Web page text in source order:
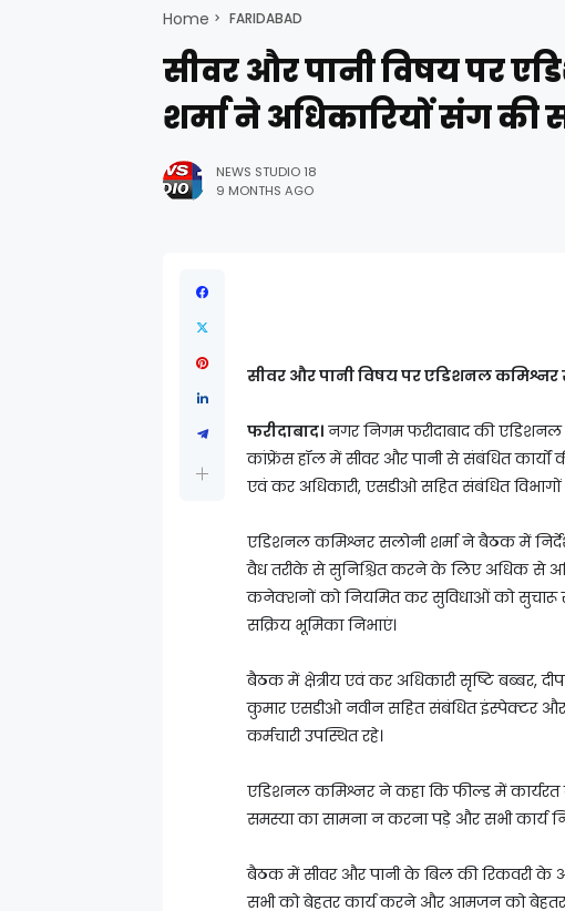
Home FARIDABAD
सीवर और पानी विषय पर
शर्मा ने अधिकारियों संग की
NEWS STUDIO 18
9 MONTHS AGO
सीवर और पानी विषय पर एडिशनल कमिश्नर
फरीदाबाद। नगर निगम फरीदाबाद की
कांफ्रेंस हॉल में सीवर और पानी से संबंधित कार्यों
एवं कर अधिकारी, एसडीओ सहित संबंधित
एडिशनल कमिश्नर सलोनी शर्मा ने बैठक में
वैध तरीके से सुनिश्चित करने के लिए अधिक से
कनेक्शनों को नियमित कर सुविधाओं को सुचारू
सक्रिय भूमिका निभाएं।
बैठक में क्षेत्रीय एवं कर अधिकारी सृष्टि बब्बर,
कुमार एसडीओ नवीन सहित संबंधित इंस्पेक्टर
कर्मचारी उपस्थित रहे।
एडिशनल कमिश्नर ने कहा कि फील्ड में कार्यरत
समस्या का सामना न करना पड़े और सभी कार्य
बैठक में सीवर और पानी के बिल की रिकवरी के
सभी को बेहतर कार्य करने और आमजन को बेहतर